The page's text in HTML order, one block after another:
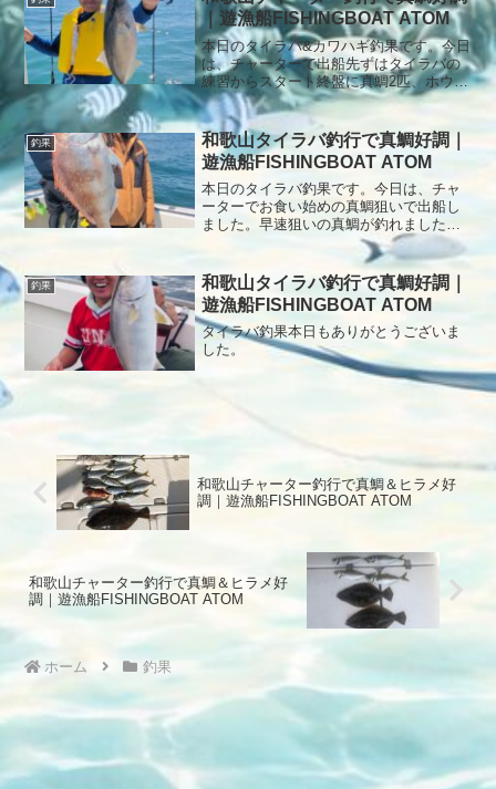
｜遊漁船FISHINGBOAT ATOM
本日のタイラバ&カワハギ釣果です。今日
は、チャーターで出船先ずはタイラバの
練習からスタート終盤に真鯛2匹、ホウボ
ウ、カンパチ、鯖フグと連続ヒット時間
になり終了となりました。本日もありが
とうございました。
釣果
和歌山タイラバ釣行で真鯛好調｜
遊漁船FISHINGBOAT ATOM
本日のタイラバ釣果です。今日は、チャ
ーターでお食い始めの真鯛狙いで出船し
ました。早速狙いの真鯛が釣れました
が、少し大き過ぎる、なかなか狙いのサ
イズが釣れないので、ポイント移動を繰
り返し最後の最後に狙いのサイズが2匹釣
れた所で終了となりました。本日もあり
がとうございました。
釣果
和歌山タイラバ釣行で真鯛好調｜
遊漁船FISHINGBOAT ATOM
タイラバ釣果本日もありがとうございま
した。
和歌山チャーター釣行で真鯛＆ヒラメ好
調｜遊漁船FISHINGBOAT ATOM
和歌山チャーター釣行で真鯛＆ヒラメ好
調｜遊漁船FISHINGBOAT ATOM
ホーム 釣果